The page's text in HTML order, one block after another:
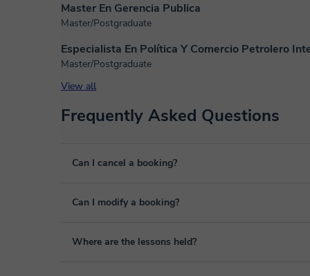
Master En Gerencia Publica
Master/Postgraduate
Especialista En Política Y Comercio Petrolero
Master/Postgraduate
View all
Frequently Asked Questions
Can I cancel a booking?
Yes, you can cancel booking up to 8 hours before the
Can I modify a booking?
Yes, something unexpected can always happen, so you
Where are the lessons held?